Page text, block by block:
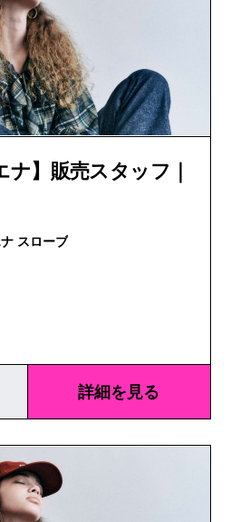
ナ】販売スタッフ｜
| イエナ スローブ
詳細を見る